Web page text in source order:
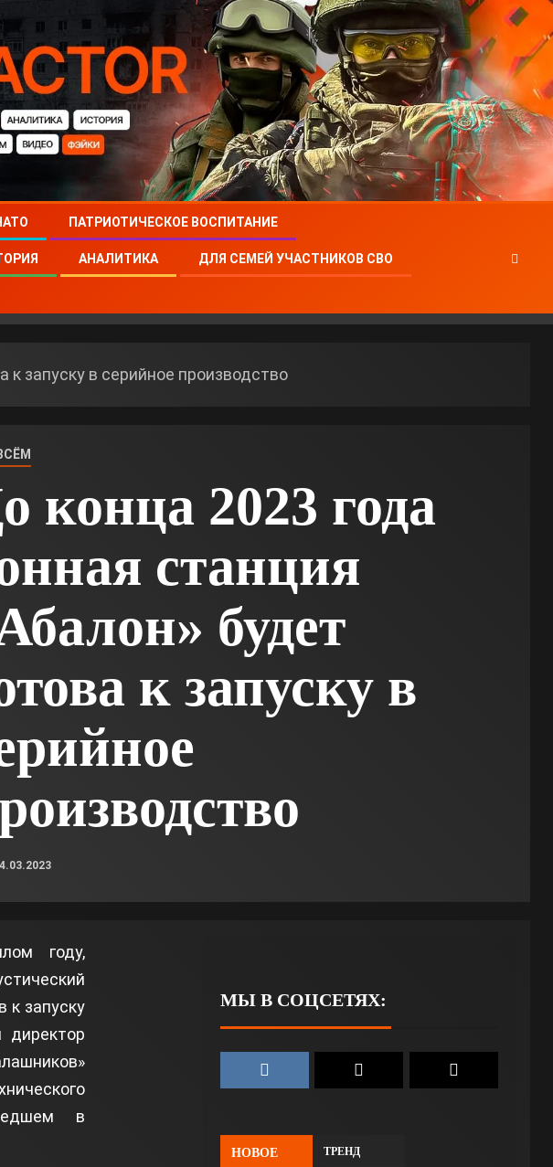
ПАТРИОТИЧЕСКОЕ ВОСПИТАНИЕ
АНАЛИТИКА ДЛЯ СЕМЕЙ УЧАСТНИКОВ СВО
к запуску в серийное производство
конца 2023 года
станция
будет
к запуску в
году,
к запуску
директор
в
МЫ В СОЦСЕТЯХ:
НОВОЕ ТРЕНД